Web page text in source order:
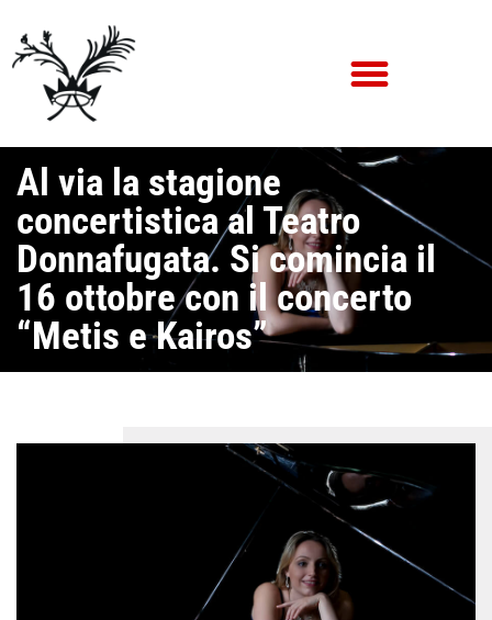
Al via la stagione
concertistica al Teatro
Donnafugata. Si comincia il
16 ottobre con il concerto
“Metis e Kairos”